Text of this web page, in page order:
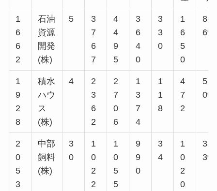
1
6
6
2
石油
資源
開発
(株)
5
3
7
6
7
4
4
9
5
3
6
4
0
3
3
0
1
6
5
0
8.7
6%
1
9
2
8
積水
ハウ
ス
(株)
4
2
3
6
2
2
7
0
6
1
3
7
4
1
1
8
4
7
2
5.0
0%
2
0
5
3
中部
飼料
(株)
3
0
1
0
2
2
1
0
5
5
9
9
0
3
4
1
0
2
0
3.3
3%